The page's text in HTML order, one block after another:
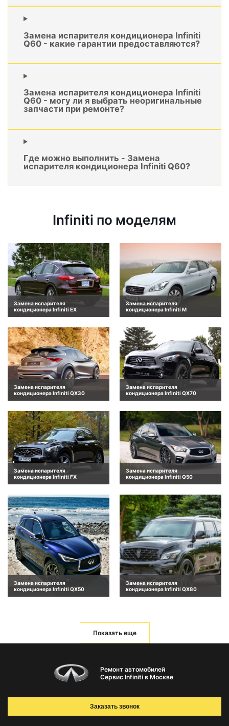
Замена испарителя кондиционера Infiniti
Q60 - какие гарантии предоставляются?
Замена испарителя кондиционера Infiniti
Q60 - могу ли я выбрать неоригинальные
запчасти при ремонте?
Где можно выполнить - Замена
испарителя кондиционера Infiniti Q60?
Infiniti по моделям
Замена испарителя
кондиционера Infiniti EX
Замена испарителя
кондиционера Infiniti M
Замена испарителя
кондиционера Infiniti QX30
Замена испарителя
кондиционера Infiniti QX70
Замена испарителя
кондиционера Infiniti FX
Замена испарителя
кондиционера Infiniti Q50
Замена испарителя
кондиционера Infiniti QX50
Замена испарителя
кондиционера Infiniti QX80
Показать еще
Ремонт автомобилей
Сервис Infiniti в Москве
Заказать звонок